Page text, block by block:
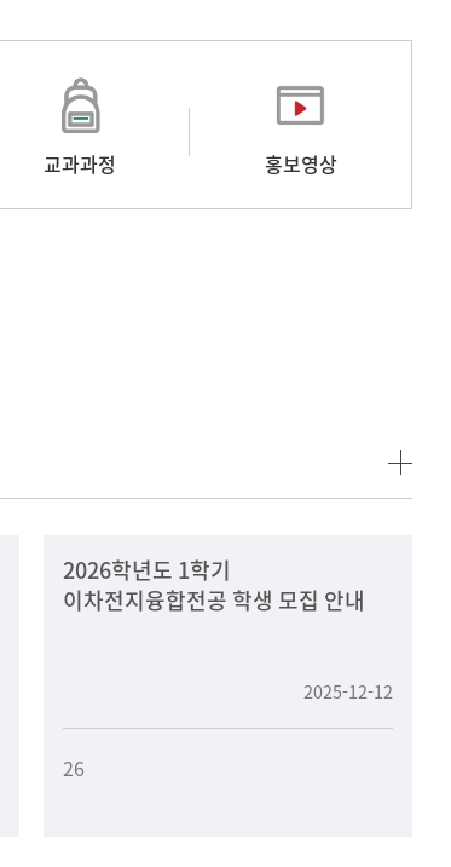
교과과정 홍보영상
2026학년도 1학기
이차전지융합전공 학생 모집 안내
2025-12-12
26